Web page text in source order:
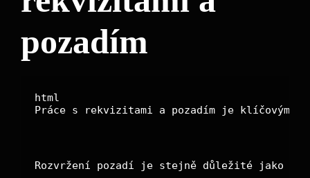
pozadím
Práce s rekvizitami a pozadím je klíčovým
Rozvržení pozadí je stejně důležité jako